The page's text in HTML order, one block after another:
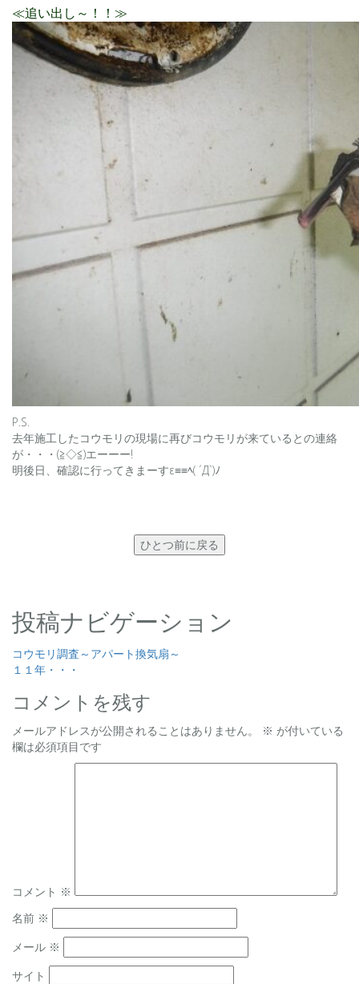
≪追い出し～！！≫
P.S.
去年施工したコウモリの現場に再びコウモリが来ているとの連絡
が・・・(≧◇≦)エーーー!
明後日、確認に行ってきまーすε≡≡ﾍ( ´Д`)ﾉ
ひとつ前に戻る
投稿ナビゲーション
コウモリ調査～アパート換気扇～
１１年・・・
コメントを残す
メールアドレスが公開されることはありません。 ※ が付いている
欄は必須項目です
コメント ※
名前 ※
メール ※
サイト